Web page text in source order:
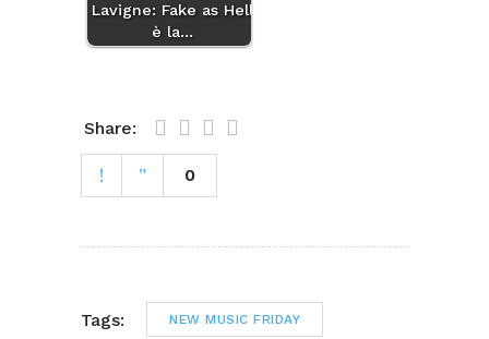
Lavigne: Fake as Hell
è la…
Share:
0
Tags: NEW MUSIC FRIDAY